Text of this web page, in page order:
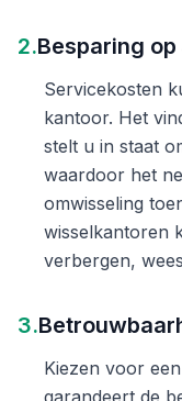
2.Besparing
Servicekosten
kantoor. Het
stelt u in staat
waardoor het
omwisseling
wisselkantoren
verbergen,
3.
Kiezen voor
garandeert de